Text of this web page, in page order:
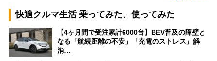
快適クルマ生活 乗ってみた、使ってみた
【4ヶ月間で受注累計6000台】BEV普及の障壁と
なる「航続距離の不安」「充電のストレス」解
消…